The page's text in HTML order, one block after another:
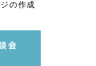
の作成